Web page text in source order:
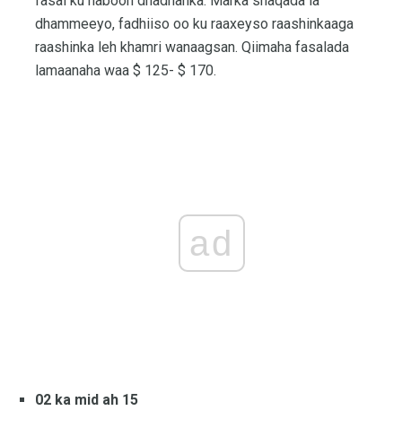
dhammeeyo, fadhiiso oo ku raaxeyso raashinkaaga
raashinka leh khamri wanaagsan. Qiimaha fasalada
lamaanaha waa $ 125- $ 170.
ad
02 ka mid ah 15